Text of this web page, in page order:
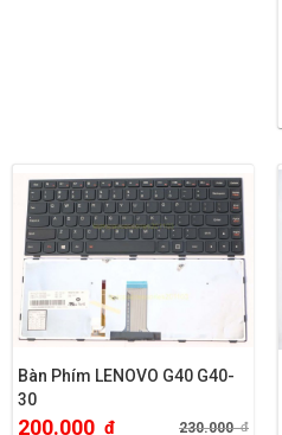
Bàn Phím LENOVO G40 G40-
30
200.000 đ 230.000đ